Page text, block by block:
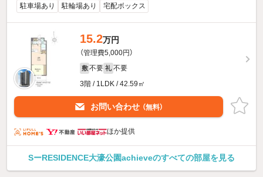
駐車場あり 駐輪場あり 宅配ボックス
15.2万円
（管理費5,000円）
敷 不要 礼 不要
3階 / 1LDK / 42.59㎡
お問い合わせ （無料）
ほか提供
SーRESIDENCE大濠公園achieveのすべての部屋を見る